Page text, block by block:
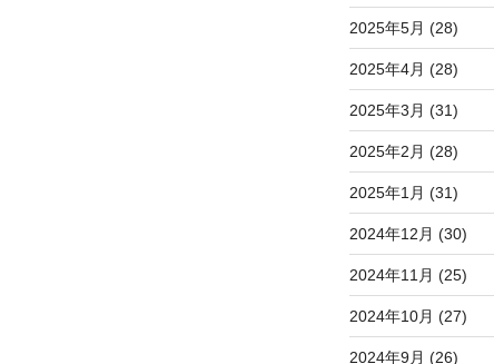
2025年5月 (28)
2025年4月 (28)
2025年3月 (31)
2025年2月 (28)
2025年1月 (31)
2024年12月 (30)
2024年11月 (25)
2024年10月 (27)
2024年9月 (26)